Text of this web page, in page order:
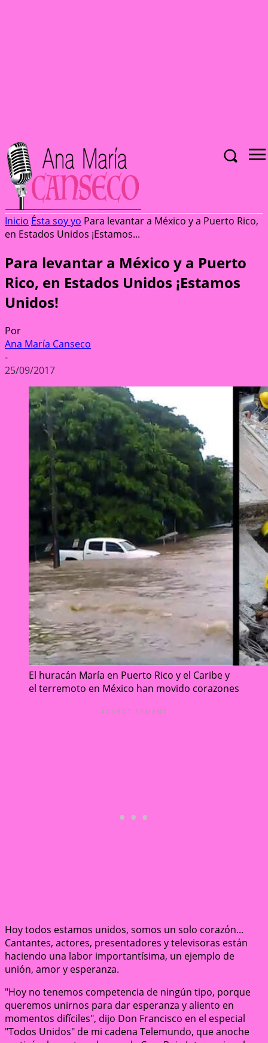
Inicio Ésta soy yo Para levantar a México y a Puerto Rico,
en Estados Unidos ¡Estamos...
Para levantar a México y a Puerto
Rico, en Estados Unidos ¡Estamos
Unidos!
Por
Ana María Canseco
-
25/09/2017
El huracán María en Puerto Rico y el Caribe y
el terremoto en México han movido corazones
Hoy todos estamos unidos, somos un solo corazón...
Cantantes, actores, presentadores y televisoras están
haciendo una labor importantísima, un ejemplo de
unión, amor y esperanza.
"Hoy no tenemos competencia de ningún tipo, porque
queremos unirnos para dar esperanza y aliento en
momentos difíciles", dijo Don Francisco en el especial
"Todos Unidos" de mi cadena Telemundo, que anoche